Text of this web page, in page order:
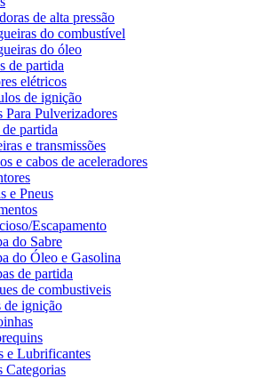
de alta pressão
do combustível
do óleo
de partida
elétricos
de ignição
Para Pulverizadores
partida
e transmissões
e cabos de aceleradores
e Pneus
Escapamento
do Sabre
do Óleo e Gasolina
de partida
de combustiveis
de ignição
e Lubrificantes
Categorias